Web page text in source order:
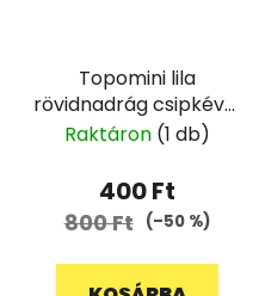
Topomini lila
rövidnadrág csipkével
- 62
Raktáron (1 db)
400 Ft
800 Ft (–50 %)